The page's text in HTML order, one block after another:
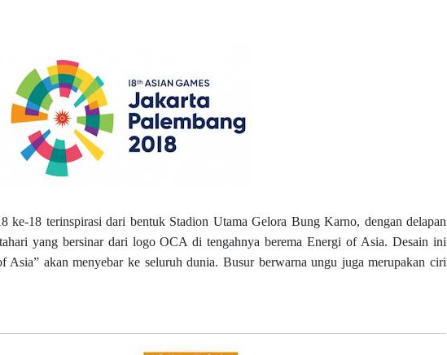
ke-18 terinspirasi dari bentuk Stadion Utama Gelora Bung Karno, dengan delapan
yang bersinar dari logo OCA di tengahnya berema Energi of Asia. Desain ini
Asia” akan menyebar ke seluruh dunia. Busur berwarna ungu juga merupakan ciri